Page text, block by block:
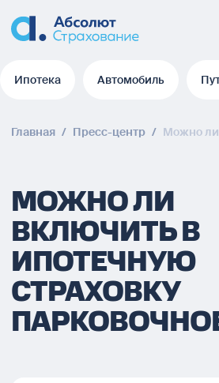
Ипотека Автомобиль
Главная / Пресс-центр / Можно ли
МОЖНО ЛИ
ВКЛЮЧИТЬ В
ИПОТЕЧНУЮ
СТРАХОВКУ